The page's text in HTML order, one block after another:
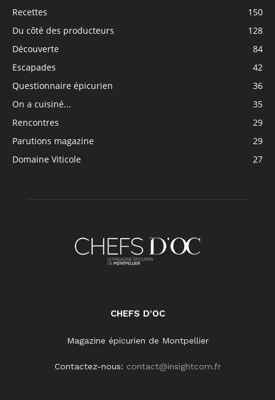
Recettes
150
Du côté des producteurs
128
Découverte
84
Escapades
42
Questionnaire épicurien
36
On a cuisiné...
35
Rencontres
29
Parutions magazine
29
Domaine Viticole
27
CHEFS D'OC
Magazine épicurien de Montpellier
Contactez-nous: contact@insightcom.fr